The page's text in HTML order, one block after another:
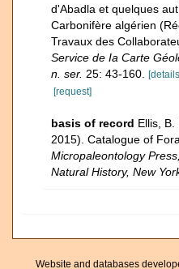
d'Abadla et quelques
Carbonifère algérien
Travaux des
Service de Ia Carte
n. ser. 25: 43-160.
[request]
basis of record Ellis, B.
2015). Catalogue of
Micropaleontology
Natural History, New
Website and databases